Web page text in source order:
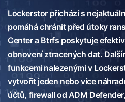
Lockerstor přichází s
pomáhá chránit před útoky
Center a Btrfs poskytuje
obnovení ztracených dat.
funkcemi nalezenými v
vytvořit jeden nebo více
účtů, firewall od ADM